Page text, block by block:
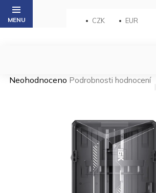
Přejít
obsah
CZK EUR
Průměrné
Neohodnoceno Podrobnosti hodnocení